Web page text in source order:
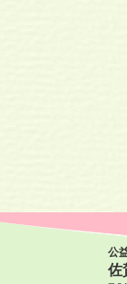
公
佐